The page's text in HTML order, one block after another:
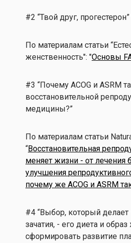
#2 “Твой друг,
По материалам статьи
женственность": "Основы
#3 “Почему ACOG и ASRM
восстановительной
медицины?”
По материалам статьи
“Восстановительная
меняет жизни - от лечения
улучшения
почему же ACOG и ASRM
#4 “Выбор, который
зачатия, - его диета и
сформировать развитие